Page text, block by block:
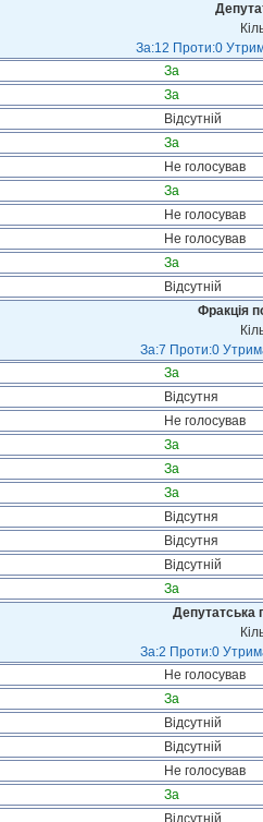
За:12 Проти:0
За
За
Відсутній
За
Не голосував
За
Не голосував
Не голосував
За
Відсутній
Фракція
За:7 Проти:0
За
Відсутня
Не голосував
За
За
За
Відсутня
Відсутня
Відсутній
За
Депутатська
За:2 Проти:0
Не голосував
За
Відсутній
Відсутній
Не голосував
За
Відсутній